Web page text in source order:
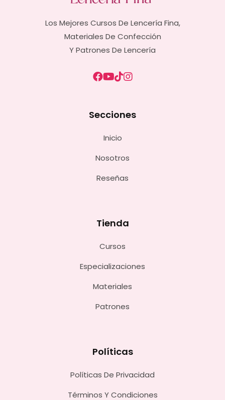
Los Mejores Cursos De Lencería Fina,
Materiales De Confección
Y Patrones De Lencería
Secciones
Inicio
Nosotros
Reseñas
Tienda
Cursos
Especializaciones
Materiales
Patrones
Políticas
Políticas De Privacidad
Términos Y Condiciones